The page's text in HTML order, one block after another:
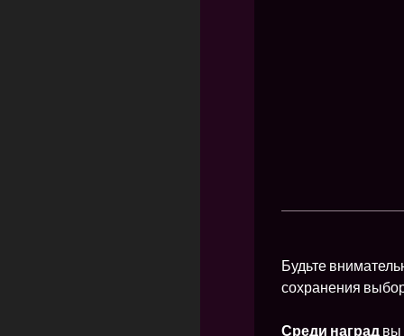
Будьте
сохранения
Среди наград вы